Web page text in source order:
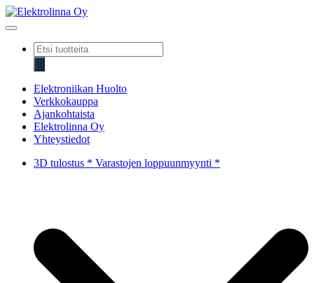
Skip
to
Products
search
Elektroniikan Huolto
Verkkokauppa
Ajankohtaista
Elektrolinna Oy
Yhteystiedot
3D tulostus * Varastojen loppuunmyynti *